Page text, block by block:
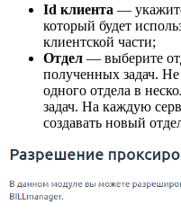
Id клиента —
который будет
клиентской части;
Отдел — выберите
полученных задач. Не
одного отдела в
задач. На каждую
создавать новый